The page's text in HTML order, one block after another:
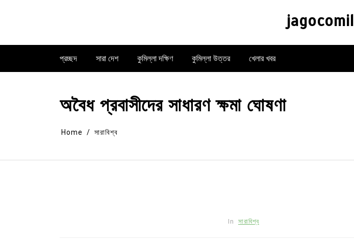
প্রচ্ছদ সারা দেশ কুমিল্লা দক্ষিণ কুমিল্লা উত্তর খেলার খবর
অবৈধ প্রবাসীদের সাধারণ ক্ষমা ঘোষণা
Home সারাবিশ্ব
In সারাবিশ্ব